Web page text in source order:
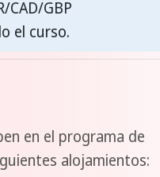
CAD/GBP
el curso.
en el programa de
alojamientos: